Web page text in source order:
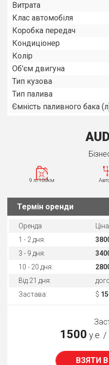
Витрата
Клас автомобіля
Коробка передач
Кондиціонер
Колір
Об'єм двигуна
Тип кузова
Тип палива
Ємність паливного бака
9 л/100км
Термін оренди
Оренда
1 - 2 дня:
3 - 9 дня:
10 - 20 дня:
Від 21 дня:
Застава:
$
1500 у.е. /
ВЗЯТИ